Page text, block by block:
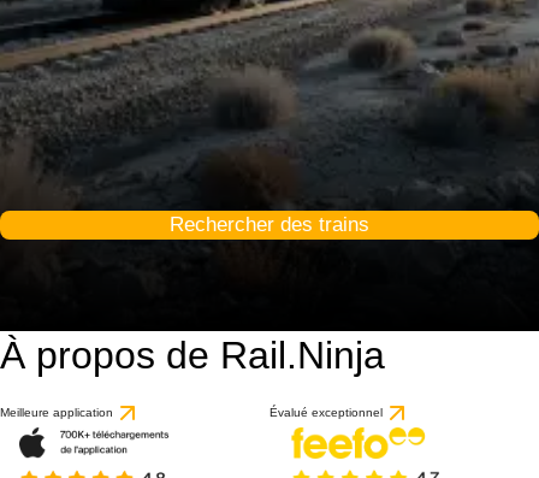
Rechercher des trains
À propos de Rail.Ninja
Meilleure application Évalué exceptionnel